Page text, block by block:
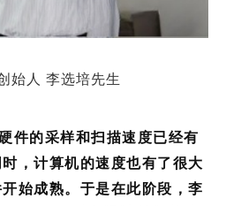
始人 李选培先生
件的采样和扫描速度已经有
，计算机的速度也有了很大
始成熟。于是在此阶段，李